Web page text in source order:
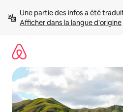
directement
Afficher dans la langue d'origine